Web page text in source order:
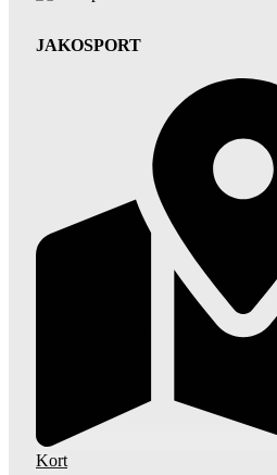
JAKOSPORT
Kort